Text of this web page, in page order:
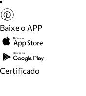
Baixe o APP
Certificado